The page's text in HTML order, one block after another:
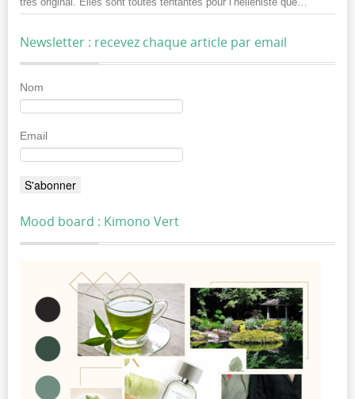
Newsletter : recevez chaque article par email
Nom
Email
Mood board : Kimono Vert